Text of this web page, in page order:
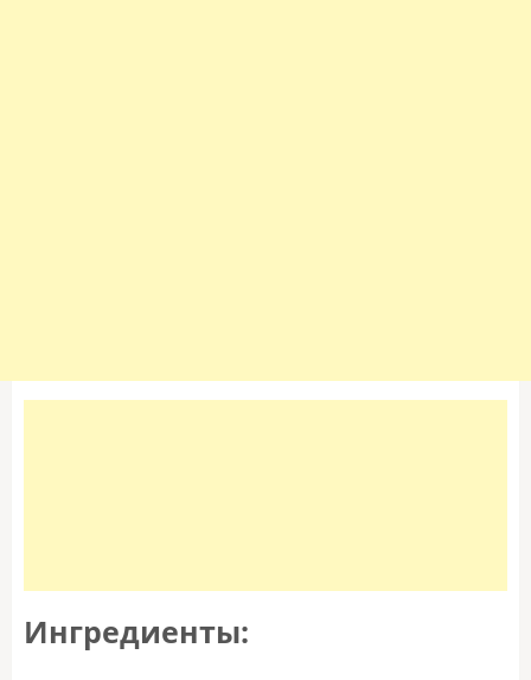
Ингредиенты: